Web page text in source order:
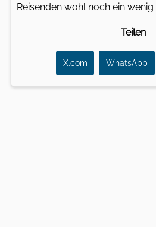
Reisenden wohl noch ein
Teilen
X.com WhatsApp